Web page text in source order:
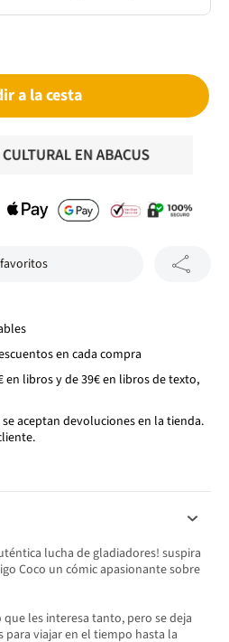
a la cesta
en cada compra
en libros y de 39€ en libros de texto,
aceptan devoluciones en la tienda.
lucha de gladiadores! ­suspira
Coco un cómic apasionante sobre
les interesa tanto, pero se deja
viajar en el tiempo hasta la